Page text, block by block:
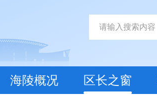
海陵概况 区长之窗